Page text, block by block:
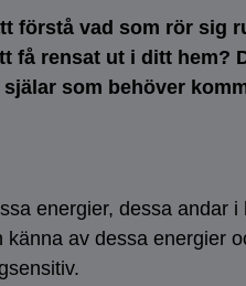
förstå vad som rör sig
få rensat ut i ditt hem?
som behöver
energier, dessa andar
känna av dessa energier